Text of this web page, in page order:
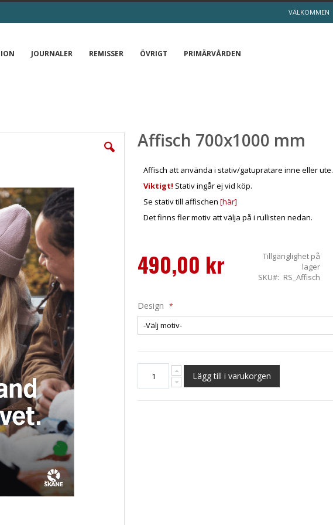
VÄLKOMMEN
JOURNALER REMISSER ÖVRIGT PRIMÄRVÅRDEN
Affisch 700x1000 mm
Affisch att använda i stativ/gatupratare inne eller ute.
Viktigt! Stativ ingår ej vid köp.
Se stativ till affischen [här]
Det finns fler motiv att välja på i rullisten nedan.
490,00 kr Tillgänglighet på
lager
SKU
RS_Affisch
Design
Lägg till i varukorgen